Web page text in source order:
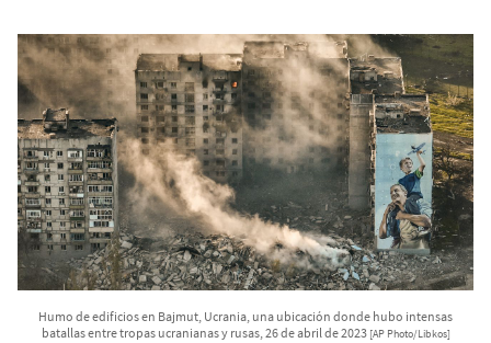
Humo de edificios en Bajmut, Ucrania, una ubicación donde hubo intensas
batallas entre tropas ucranianas y rusas, 26 de abril de 2023 [AP Photo/Libkos]